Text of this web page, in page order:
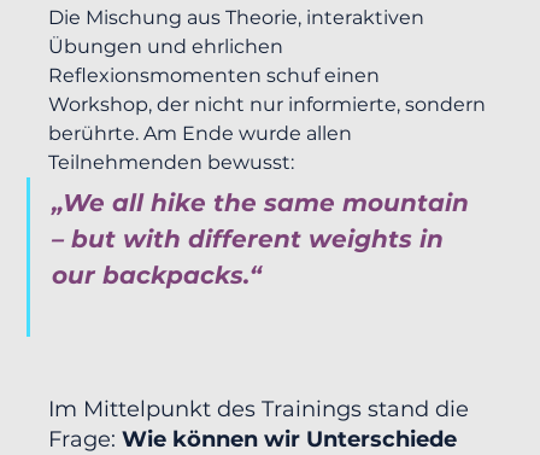
Die Mischung aus Theorie, interaktiven
Übungen und ehrlichen
Reflexionsmomenten schuf einen
Workshop, der nicht nur informierte, sondern
berührte. Am Ende wurde allen
Teilnehmenden bewusst:
„We all hike the same mountain
– but with different weights in
our backpacks.“
Im Mittelpunkt des Trainings stand die
Frage: Wie können wir Unterschiede